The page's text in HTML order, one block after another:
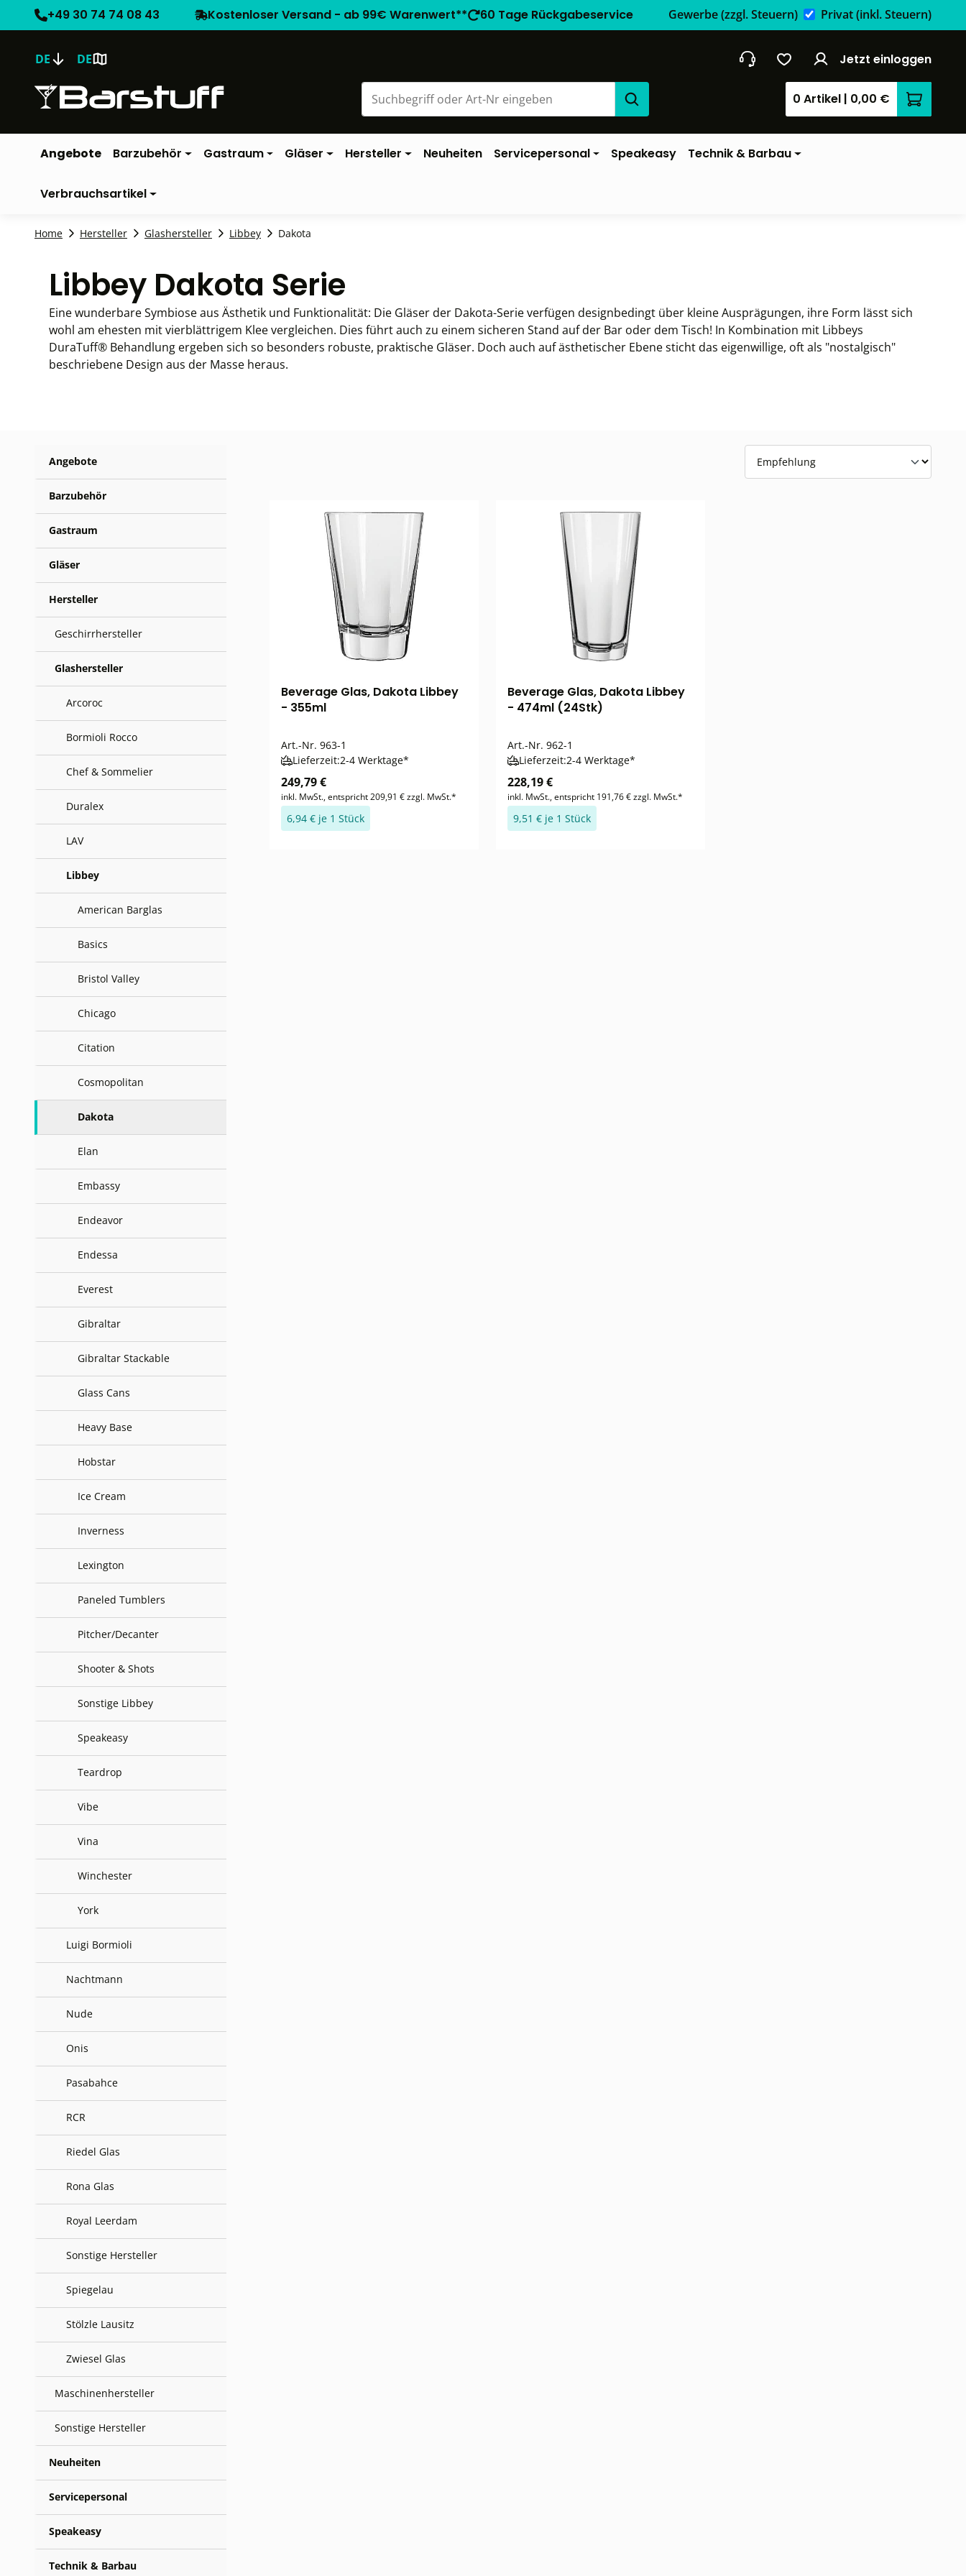
+49 30 74 74 08 43 Kostenloser Versand - ab 99€ Warenwert** 60 Tage Rückgabeservice Gewerbe(zzgl. Steuern) Privat(inkl. Steuern)
DE DE Jetzt einloggen
0 Artikel | 0,00 €
Angebote Barzubehör Gastraum Gläser Hersteller Neuheiten Servicepersonal Speakeasy Technik & Barbau
Verbrauchsartikel
Home Hersteller Glashersteller Libbey Dakota
Libbey Dakota Serie
Eine wunderbare Symbiose aus Ästhetik und Funktionalität: Die Gläser der Dakota-Serie verfügen designbedingt über kleine Ausprägungen, ihre Form lässt sich
wohl am ehesten mit vierblättrigem Klee vergleichen. Dies führt auch zu einem sicheren Stand auf der Bar oder dem Tisch! In Kombination mit Libbeys
DuraTuff® Behandlung ergeben sich so besonders robuste, praktische Gläser. Doch auch auf ästhetischer Ebene sticht das eigenwillige, oft als "nostalgisch"
beschriebene Design aus der Masse heraus.
Angebote
Barzubehör
Gastraum
Gläser
Hersteller
Geschirrhersteller
Glashersteller
Arcoroc
Bormioli Rocco
Chef & Sommelier
Duralex
LAV
Libbey
American Barglas
Basics
Bristol Valley
Chicago
Citation
Cosmopolitan
Dakota
Elan
Embassy
Endeavor
Endessa
Everest
Gibraltar
Gibraltar Stackable
Glass Cans
Heavy Base
Hobstar
Ice Cream
Inverness
Lexington
Paneled Tumblers
Pitcher/Decanter
Shooter & Shots
Sonstige Libbey
Speakeasy
Teardrop
Vibe
Vina
Winchester
York
Luigi Bormioli
Nachtmann
Nude
Onis
Pasabahce
RCR
Riedel Glas
Rona Glas
Royal Leerdam
Sonstige Hersteller
Spiegelau
Stölzle Lausitz
Zwiesel Glas
Maschinenhersteller
Sonstige Hersteller
Neuheiten
Servicepersonal
Speakeasy
Technik & Barbau
Beverage Glas, Dakota Libbey
- 355ml
Art.-Nr. 963-1
Lieferzeit:2-4 Werktage*
249,79 €
inkl. MwSt., entspricht 209,91 € zzgl. MwSt.*
6,94 € je 1 Stück
Beverage Glas, Dakota Libbey
- 474ml (24Stk)
Art.-Nr. 962-1
Lieferzeit:2-4 Werktage*
228,19 €
inkl. MwSt., entspricht 191,76 € zzgl. MwSt.*
9,51 € je 1 Stück